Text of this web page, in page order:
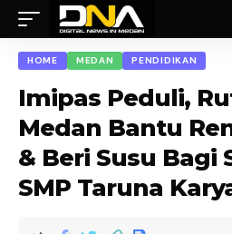
HOME MEDAN PENDIDIKAN
Imipas Peduli,
Medan Bantu
& Beri Susu Bagi
SMP Taruna